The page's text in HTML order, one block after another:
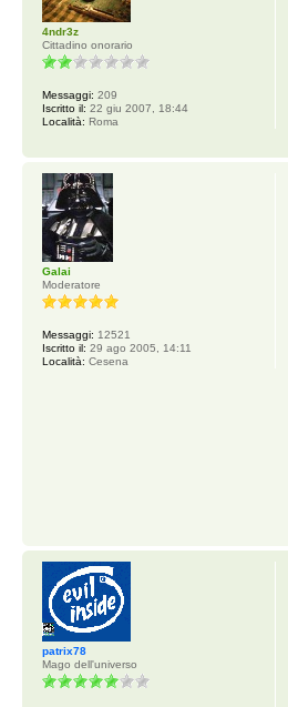
4ndr3z
Cittadino onorario
Messaggi: 209
Iscritto il: 22 giu 2007, 18:44
Località: Roma
Galai
Moderatore
Messaggi: 12521
Iscritto il: 29 ago 2005, 14:11
Località: Cesena
patrix78
Mago dell'universo